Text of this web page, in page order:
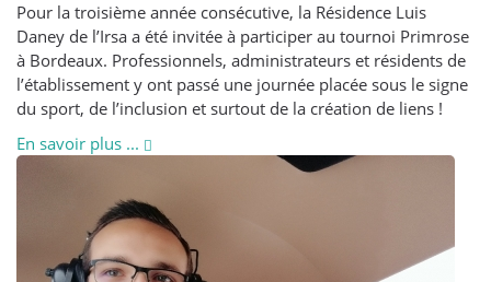
Pour la troisième année consécutive, la Résidence Luis
Daney de l’Irsa a été invitée à participer au tournoi Primrose
à Bordeaux. Professionnels, administrateurs et résidents de
l’établissement y ont passé une journée placée sous le signe
du sport, de l’inclusion et surtout de la création de liens !
En savoir plus ...